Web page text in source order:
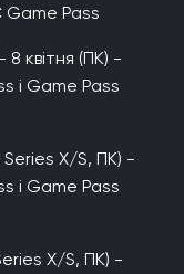
Game Pass
квітня (ПК) -
і Game Pass
Series X/S, ПК) -
і Game Pass
X/S, ПК) -